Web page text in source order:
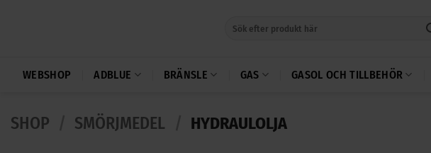
WEBSHOP ADBLUE BRÄNSLE GAS GASOL OCH TILLBEHÖR
SHOP SMÖRJMEDEL HYDRAULOLJA